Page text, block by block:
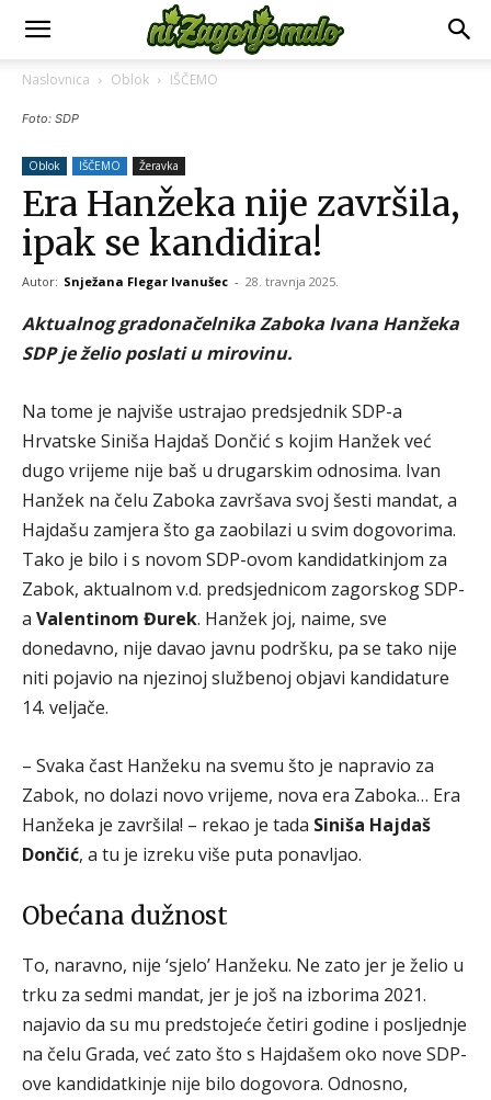
Naslovnica Oblok IŠČEMO
Foto: SDP
Oblok IŠČEMO Žeravka
Era Hanžeka nije završila,
ipak se kandidira!
Autor: Snježana Flegar Ivanušec - 28. travnja 2025.
Aktualnog gradonačelnika Zaboka Ivana Hanžeka
SDP je želio poslati u mirovinu.
Na tome je najviše ustrajao predsjednik SDP-a
Hrvatske Siniša Hajdaš Dončić s kojim Hanžek već
dugo vrijeme nije baš u drugarskim odnosima. Ivan
Hanžek na čelu Zaboka završava svoj šesti mandat, a
Hajdašu zamjera što ga zaobilazi u svim dogovorima.
Tako je bilo i s novom SDP-ovom kandidatkinjom za
Zabok, aktualnom v.d. predsjednicom zagorskog SDP-
a Valentinom Đurek. Hanžek joj, naime, sve
donedavno, nije davao javnu podršku, pa se tako nije
niti pojavio na njezinoj službenoj objavi kandidature
14. veljače.
– Svaka čast Hanžeku na svemu što je napravio za
Zabok, no dolazi novo vrijeme, nova era Zaboka… Era
Hanžeka je završila! – rekao je tada Siniša Hajdaš
Dončić, a tu je izreku više puta ponavljao.
Obećana dužnost
To, naravno, nije ‘sjelo’ Hanžeku. Ne zato jer je želio u
trku za sedmi mandat, jer je još na izborima 2021.
najavio da su mu predstojeće četiri godine i posljednje
na čelu Grada, već zato što s Hajdašem oko nove SDP-
ove kandidatkinje nije bilo dogovora. Odnosno,